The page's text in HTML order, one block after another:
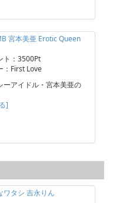
宮本美亜 Erotic Queen
ト：3500Pt
：First Love
ーアイドル・宮本美亜の
]
ワタシ 吉永りん